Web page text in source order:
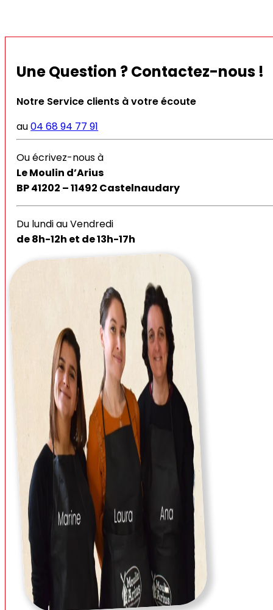
Une Question ? Contactez-nous !
Notre Service clients à votre écoute
au04 68 94 77 91
Ou écrivez-nous à
Le Moulin d’Arius
BP 41202 – 11492 Castelnaudary
Du lundi au Vendredi
de 8h-12h et de 13h-17h